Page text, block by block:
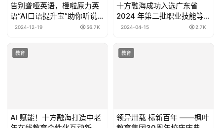
告别聋哑英语，橙啦原力英
语“AI口语提升宝”助你听说无
忧2024-12-19 56.7K
十方融海成功入选广东省
2024 年第二批职业技能等
级认定社会培训评价组织名
2024-04-15 2.7K
教育
AI 赋能！十方融海打造中老
教育
领异卅载 标新百年 ——枫叶